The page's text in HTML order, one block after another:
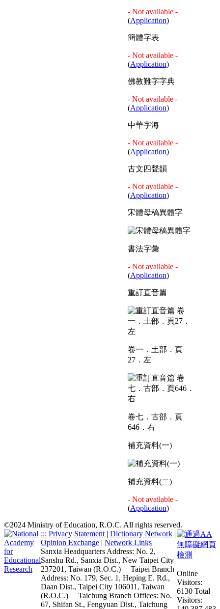
- Not available -
(Application)
簡體字表
- Not available -
(Application)
佛教難字字典
- Not available -
(Application)
中華字海
- Not available -
(Application)
古文四聲韻
- Not available -
(Application)
宋體母稿異體字
書法字彙
- Not available -
(Application)
重訂直音篇
卷一．土部．頁
27．左
卷七．古部．頁
646．右
補充資料(一)
補充資料(二)
- Not available -
(Application)
©2024 Ministry of Education, R.O.C. All rights reserved.
::: Privacy Statement | Dictionary Network |
Opinion Exchange | Network Links
Sanxia Headquarters Address: No. 2,
Sanshu Rd., Sanxia Dist., New Taipei City
237201, Taiwan (R.O.C.)
Taipei Branch
Address: No. 179, Sec. 1, Heping E. Rd.,
Daan Dist., Taipei City 106011, Taiwan
(R.O.C.)
Taichung Branch Offices: No.
67, Shifan St., Fengyuan Dist., Taichung
Online
Visitors:
6130 Total
Visitors: